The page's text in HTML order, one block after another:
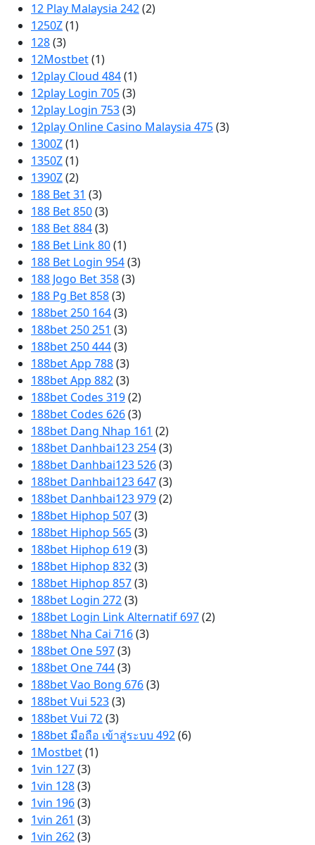
12 Play Malaysia 242(2)
1250Z(1)
128(3)
12Mostbet(1)
12play Cloud 484(1)
12play Login 705(3)
12play Login 753(3)
12play Online Casino Malaysia 475(3)
1300Z(1)
1350Z(1)
1390Z(2)
188 Bet 31 (3)
188 Bet 850(3)
188 Bet 884(3)
188 Bet Link 80(1)
188 Bet Login 954(3)
188 Jogo Bet 358(3)
188 Pg Bet 858(3)
188bet 250 164(3)
188bet 250 251 (3)
188bet 250 444(3)
188bet App 788(3)
188bet App 882(3)
188bet Codes 319(2)
188bet Codes 626(3)
188bet Dang Nhap 161 (2)
188bet Danhbai123 254(3)
188bet Danhbai123 526(3)
188bet Danhbai123 647(3)
188bet Danhbai123 979(2)
188bet Hiphop 507(3)
188bet Hiphop 565(3)
188bet Hiphop 619(3)
188bet Hiphop 832(3)
188bet Hiphop 857(3)
188bet Login 272(3)
188bet Login Link Alternatif 697(2)
188bet Nha Cai 716(3)
188bet One 597(3)
188bet One 744(3)
188bet Vao Bong 676(3)
188bet Vui 523(3)
188bet Vui 72(3)
188bet มือถือ เข้าสู่ระบบ 492(6)
1Mostbet(1)
1vin 127(3)
1vin 128(3)
1vin 196(3)
1vin 261 (3)
1vin 262(3)